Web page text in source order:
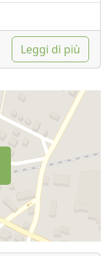
Leggi di più